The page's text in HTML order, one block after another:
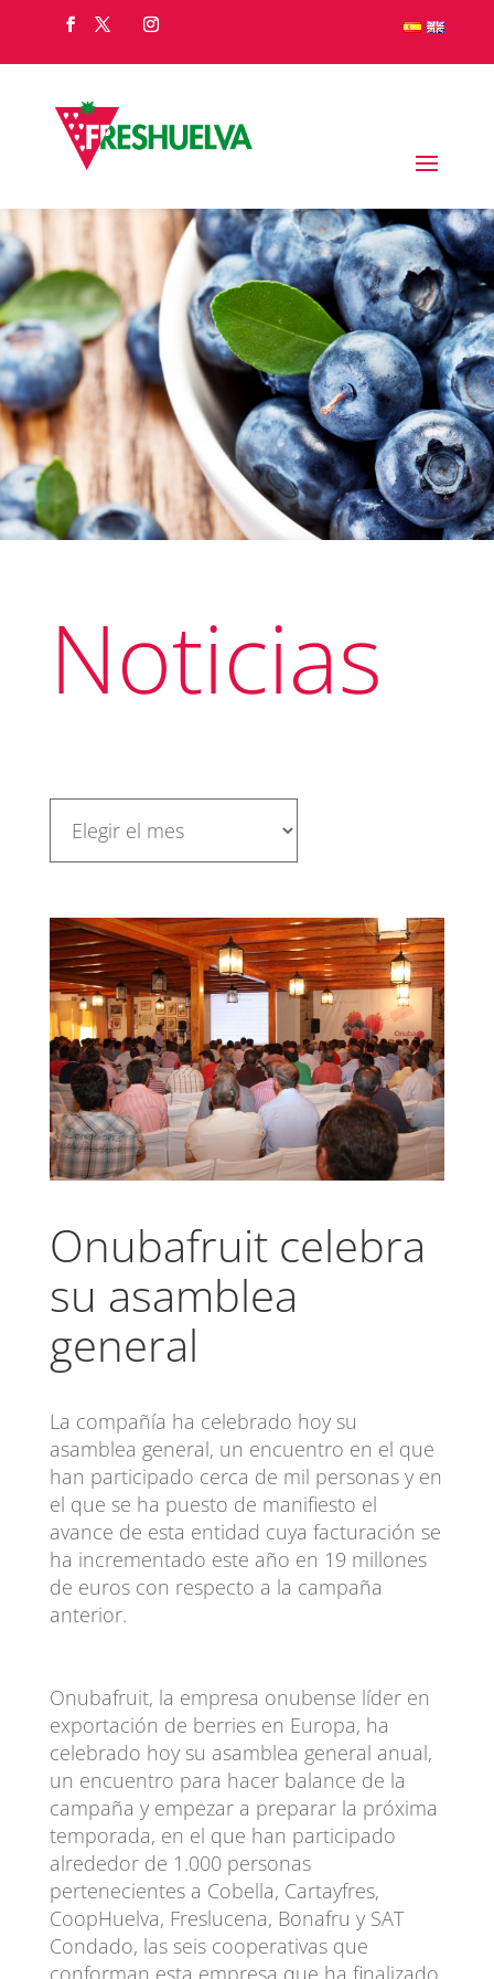
Noticias
Onubafruit celebra
su asamblea
general
La compañía ha celebrado hoy su
asamblea general, un encuentro en el que
han participado cerca de mil personas y en
el que se ha puesto de manifiesto el
avance de esta entidad cuya facturación se
ha incrementado este año en 19 millones
de euros con respecto a la campaña
anterior.
Onubafruit, la empresa onubense líder en
exportación de berries en Europa, ha
celebrado hoy su asamblea general anual,
un encuentro para hacer balance de la
campaña y empezar a preparar la próxima
temporada, en el que han participado
alrededor de 1.000 personas
pertenecientes a Cobella, Cartayfres,
CoopHuelva, Freslucena, Bonafru y SAT
Condado, las seis cooperativas que
conforman esta empresa que ha finalizado